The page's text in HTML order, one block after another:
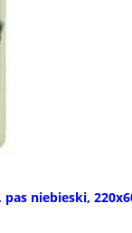
niebieski,